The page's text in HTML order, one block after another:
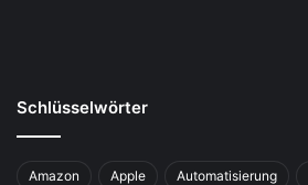
Schlüsselwörter
Amazon Apple Automatisierung